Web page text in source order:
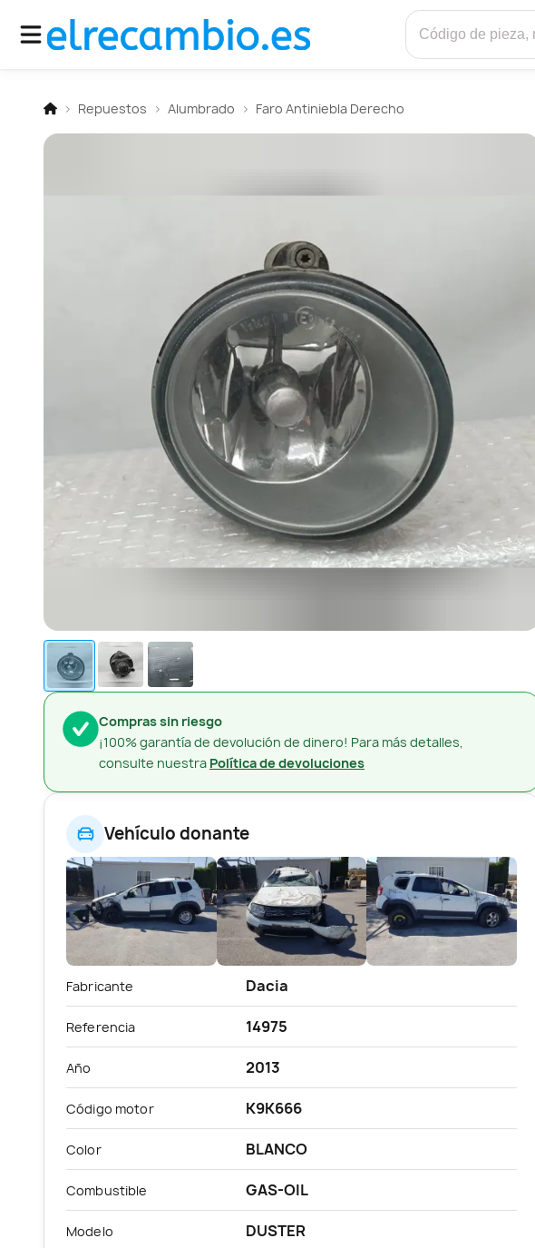
Repuestos Alumbrado Faro Antiniebla Derecho
Compras sin riesgo
¡100% garantía de devolución de dinero! Para más detalles,
consulte nuestra Política de devoluciones
Vehículo donante
Fabricante Dacia
Referencia 14975
Año 2013
Código motor K9K666
Color BLANCO
Combustible GAS-OIL
Modelo DUSTER